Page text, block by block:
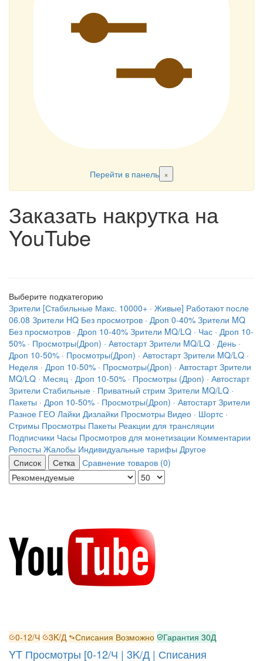
Перейти в панель ×
Заказать накрутка на
YouTube
Выберите подкатегорию
Зрители [Стабильные Макс. 10000+ · Живые] Работают после
06.08 Зрители HQ Без просмотров · Дроп 0-40% Зрители MQ
Без просмотров · Дроп 10-40% Зрители MQ/LQ · Час · Дроп 10-
50% · Просмотры(Дроп) · Автостарт Зрители MQ/LQ · День ·
Дроп 10-50% · Просмотры(Дроп) · Автостарт Зрители MQ/LQ ·
Неделя · Дроп 10-50% · Просмотры(Дроп) · Автостарт Зрители
MQ/LQ · Месяц · Дроп 10-50% · Просмотры (Дроп) · Автостарт
Зрители Стабильные · Приватный стрим Зрители MQ/LQ ·
Пакеты · Дроп 10-50% · Просмотры(Дроп) · Автостарт Зрители
Разное ГЕО Лайки Дизлайки Просмотры Видео · Шортс ·
Стримы Просмотры Пакеты Реакции для трансляции
Подписчики Часы Просмотров для монетизации Комментарии
Репосты Жалобы Индивидуальные тарифы Другое
Список
Сетка Сравнение товаров (0)
0-12/Ч 3K/Д Списания Возможно Гарантия 30Д
YT Просмотры [0-12/Ч | 3K/Д | Списания